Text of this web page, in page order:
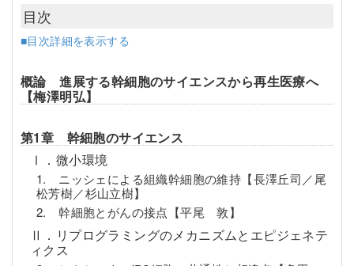
目次
■目次詳細を表示する
概論 進展する幹細胞のサイエンスから再生医療へ
【梅澤明弘】
第1章 幹細胞のサイエンス
Ⅰ．微小環境
1. ニッシェによる組織幹細胞の維持【長澤丘司／尾
松芳樹／杉山立樹】
2. 幹細胞とがんの接点【平尾 敦】
Ⅱ．リプログラミングのメカニズムとエピジェネテ
ィクス